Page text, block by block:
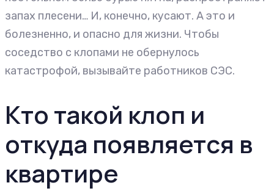
запах плесени… И, конечно, кусают. А это и
болезненно, и опасно для жизни. Чтобы
соседство с клопами не обернулось
катастрофой, вызывайте работников СЭС.
Кто такой клоп и
откуда появляется в
квартире